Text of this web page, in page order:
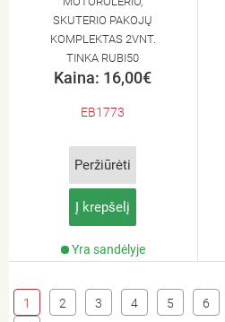
SKUTERIO PAKOJŲ
KOMPLEKTAS 2VNT.
TINKA RUBI50
Kaina: 16,00€
EB1773
Peržiūrėti
Į krepšelį
Yra sandėlyje
1 2 3 4 5 6